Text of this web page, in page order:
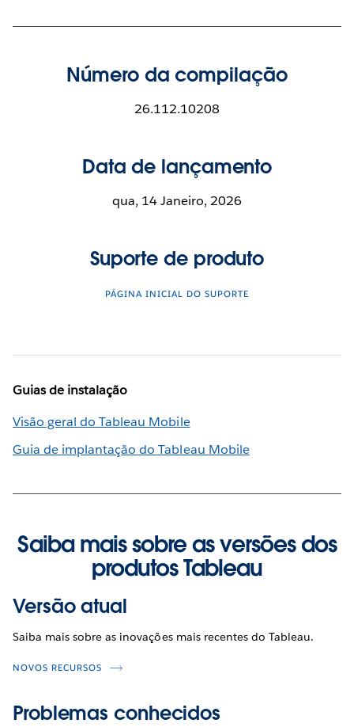
Número da compilação
26.112.10208
Data de lançamento
qua, 14 Janeiro, 2026
Suporte de produto
PÁGINA INICIAL DO SUPORTE
Guias de instalação
Visão geral do Tableau Mobile
Guia de implantação do Tableau Mobile
Saiba mais sobre as versões dos
produtos Tableau
Versão atual
Saiba mais sobre as inovações mais recentes do Tableau.
NOVOS RECURSOS
Problemas conhecidos